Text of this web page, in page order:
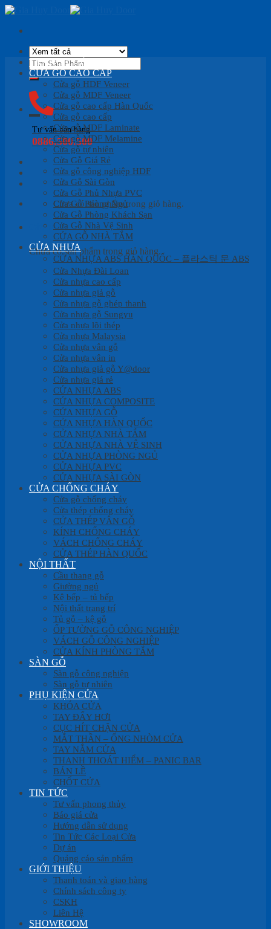
Skip
content
Tìm
kiếm:
Tư vấn bán hàng
0886.500.500
Chưa có sản phẩm trong giỏ hàng.
Giỏ hàng
Chưa có sản phẩm trong giỏ hàng.
TRANG CHỦ
CỬA GỖ CAO CẤP
Cửa gỗ HDF Veneer
Cửa gỗ MDF Veneer
Cửa gỗ cao cấp Hàn Quốc
Cửa gỗ cao cấp
Cửa gỗ MDF Laminate
Cửa gỗ MDF Melamine
Cửa gỗ tự nhiên
Cửa Gỗ Giá Rẻ
Cửa gỗ công nghiệp HDF
Cửa Gỗ Sài Gòn
Cửa Gỗ Phủ Nhựa PVC
Cửa Gỗ Phòng Ngủ
Cửa Gỗ Phòng Khách Sạn
Cửa Gỗ Nhà Vệ Sinh
CỬA GỖ NHÀ TẮM
CỬA NHỰA
CỬA NHỰA ABS HÀN QUỐC – 플라스틱 문 ABS
Cửa Nhựa Đài Loan
Cửa nhựa cao cấp
Cửa nhựa giả gỗ
Cửa nhựa gỗ ghép thanh
Cửa nhựa gỗ Sungyu
Cửa nhựa lõi thép
Cửa nhựa Malaysia
Cửa nhựa vân gỗ
Cửa nhựa vân in
Cửa nhựa giả gỗ Y@door
Cửa nhựa giá rẻ
CỬA NHỰA ABS
CỬA NHỰA COMPOSITE
CỬA NHỰA GỖ
CỬA NHỰA HÀN QUỐC
CỬA NHỰA NHÀ TẮM
CỬA NHỰA NHÀ VỆ SINH
CỬA NHỰA PHÒNG NGỦ
CỬA NHỰA PVC
CỬA NHỰA SÀI GÒN
CỬA CHỐNG CHÁY
Cửa gỗ chống cháy
Cửa thép chống cháy
CỬA THÉP VÂN GỖ
KÍNH CHỐNG CHÁY
VÁCH CHỐNG CHÁY
CỬA THÉP HÀN QUỐC
NỘI THẤT
Cầu thang gỗ
Giường ngủ
Kệ bếp – tủ bếp
Nội thất trang trí
Tủ gỗ – kệ gỗ
ỐP TƯỜNG GỖ CÔNG NGHIỆP
VÁCH GỖ CÔNG NGHIỆP
CỬA KÍNH PHÒNG TẮM
SÀN GỖ
Sàn gỗ công nghiệp
Sàn gỗ tự nhiên
PHỤ KIỆN CỬA
KHÓA CỬA
TAY ĐẨY HƠI
CỤC HÍT CHẶN CỬA
MẮT THẦN – ỐNG NHÒM CỬA
TAY NẮM CỬA
THANH THOÁT HIỂM – PANIC BAR
BẢN LỀ
CHỐT CỬA
TIN TỨC
Tư vấn phong thủy
Báo giá cửa
Hướng dẫn sử dụng
Tin Tức Các Loại Cửa
Dự án
Quảng cáo sản phẩm
GIỚI THIỆU
Thanh toán và giao hàng
Chính sách công ty
CSKH
Liên Hệ
SHOWROOM